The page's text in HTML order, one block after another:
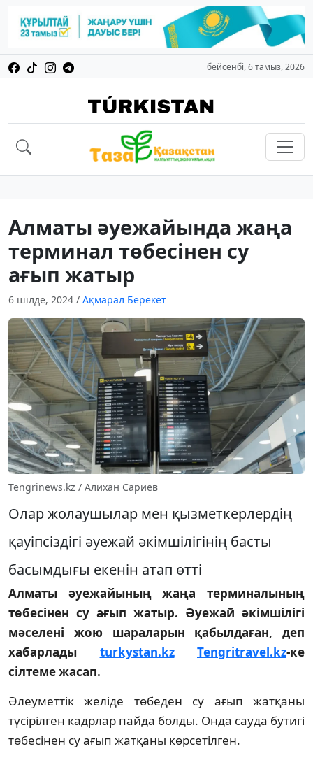
бейсенбі, 6 тамыз, 2026
Алматы әуежайында жаңа
терминал төбесінен су
ағып жатыр
6 шілде, 2024 / Ақмарал Берекет
Tengrinews.kz / Алихан Сариев
Олар жолаушылар мен қызметкерлердің
қауіпсіздігі әуежай әкімшілігінің басты
басымдығы екенін атап өтті
Алматы әуежайының жаңа терминалының
төбесінен су ағып жатыр. Әуежай әкімшілігі
мәселені жою шараларын қабылдаған, деп
хабарлады turkystan.kz Tengritravel.kz-ке
сілтеме жасап.
Әлеуметтік желіде төбеден су ағып жатқаны
түсірілген кадрлар пайда болды. Онда сауда бутигі
төбесінен су ағып жатқаны көрсетілген.